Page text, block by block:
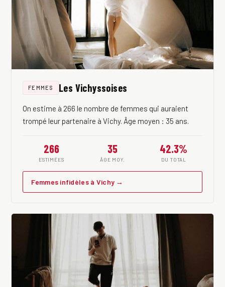
FEMMES Les Vichyssoises
On estime à 266 le nombre de femmes qui auraient
trompé leur partenaire à Vichy. Âge moyen : 35 ans.
266
ESTIMÉES
35
ÂGE MOY.
42.3%
DU TOTAL
Femmes infidèles à Vichy →